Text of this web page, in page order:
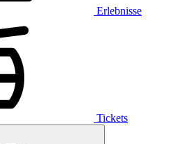
Erlebnisse
Tickets